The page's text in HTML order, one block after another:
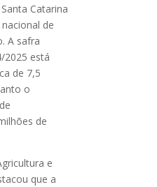
Catarina
de
A safra
2025 está
de 7,5
o
de
e
que a